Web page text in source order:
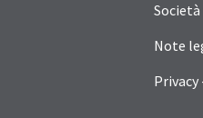
Note